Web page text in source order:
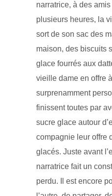
narratrice, à des
plusieurs heures, la
sort de son sac des
maison, des biscuits
glace fourrés aux
vieille dame en offre
surprenamment
finissent toutes par
sucre glace autour
compagnie leur offre
glacés. Juste avant
narratrice fait un
perdu. Il est encore